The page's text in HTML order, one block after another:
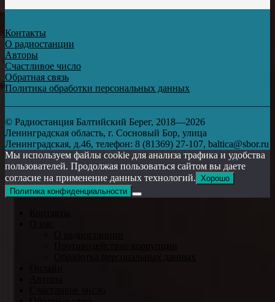
Контакты
О радиостанции
Авторы
Счастливое число
Обратная связь
Политика обработки персональных данных
© Радиостанция Балтийский Берег, 2018—2026
Ленинградская область, г. Сосновый Бор, улица
Ленинградская, д.46, телефон: 8 (81369) 27-107, baltica@sbor.ru
Мы используем файлы cookie для анализа трафика и удобства
пользователей. Продолжая пользоваться сайтом вы даете
согласие на применение данных технологий. Хорошо
Политика конфиденциальности